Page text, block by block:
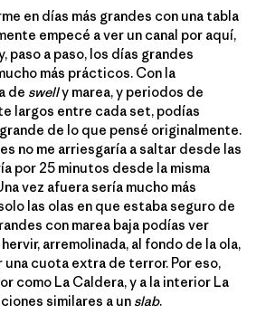
en días más grandes con una tabla
empecé a ver un canal por aquí,
paso a paso, los días grandes
más prácticos. Con la
de swelly marea, y periodos de
largos entre cada set, podías
de lo que pensé originalmente.
no me arriesgaría a saltar desde las
por 25 minutos desde la misma
vez afuera sería mucho más
las olas en que estaba seguro de
con marea baja podías ver
arremolinada, al fondo de la ola,
una cuota extra de terror. Por eso,
como La Caldera, y a la interior La
similares a un slab.